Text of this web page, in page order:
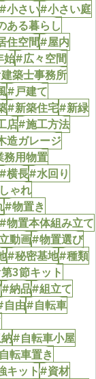
小さい#小さい庭
ある暮らし
住空間#屋内
始#広々空間
築士事務所
#戸建て
#新築住宅#新緑
店#施工方法
造ガレージ
務用物置
横長#水回り
ゃれ
#物置き
物置本体組み立て
動画#物置選び
#秘密基地#種類
3節キット
#納品#組立て
自由#自転車
#自転車小屋
転車置き
キット#資材